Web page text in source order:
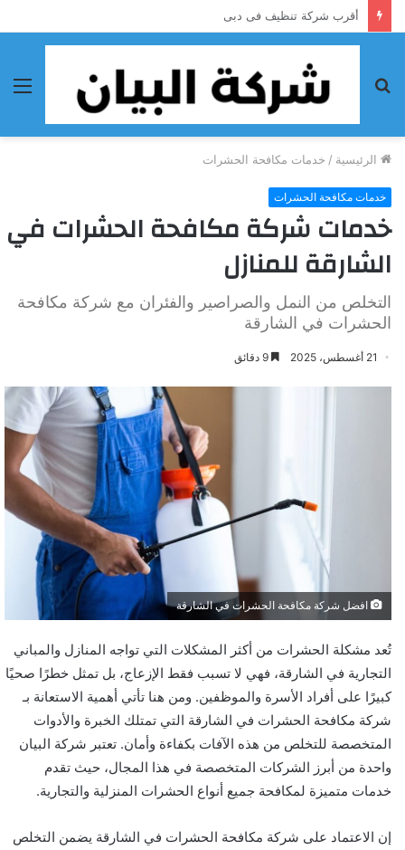
أحسن شركة تنظيف فى الفجيرة
الرئيسية / خدمات مكافحة الحشرات
خدمات مكافحة الحشرات
خدمات شركة مكافحة الحشرات في
الشارقة للمنازل
التخلص من النمل والصراصير والفئران مع شركة مكافحة
الحشرات في الشارقة
21 أغسطس، 2025
افضل شركة مكافحة الحشرات في الشارقة
تُعد مشكلة الحشرات من أكثر المشكلات التي تواجه المنازل والمباني
التجارية في الشارقة، فهي لا تسبب فقط الإزعاج، بل تمثل خطرًا صحيًا
كبيرًا على أفراد الأسرة والموظفين. ومن هنا تأتي أهمية الاستعانة بـ
شركة مكافحة الحشرات في الشارقة التي تمتلك الخبرة والأدوات
المتخصصة للتخلص من هذه الآفات بكفاءة وأمان. تعتبر شركة البيان
واحدة من أبرز الشركات المتخصصة في هذا المجال، حيث تقدم
خدمات متميزة لمكافحة جميع أنواع الحشرات المنزلية والتجارية.
إن الاعتماد على شركة مكافحة الحشرات في الشارقة يضمن التخلص